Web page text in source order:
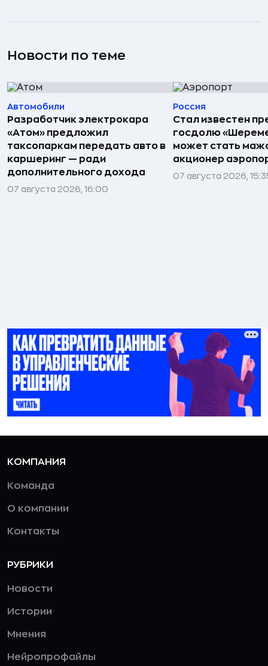
Новости по теме
Автомобили
Разработчик электрокара
«Атом» предложил
таксопаркам передать авто в
каршеринг — ради
дополнительного дохода
07 августа 2026, 16:00
Россия
Стал известен
госдолю
может стать
акционер
07 августа 2026,
КОМПАНИЯ
Команда
О компании
Контакты
РУБРИКИ
Новости
Истории
Мнения
Нейропрофайлы